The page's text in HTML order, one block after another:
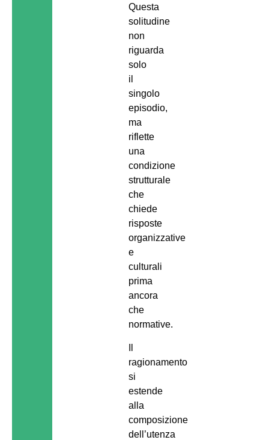
Questa
solitudine
non
riguarda
solo
il
singolo
episodio,
ma
riflette
una
condizione
strutturale
che
chiede
risposte
organizzative
e
culturali
prima
ancora
che
normative.
ragionamento
si
estende
alla
composizione
dell’utenza